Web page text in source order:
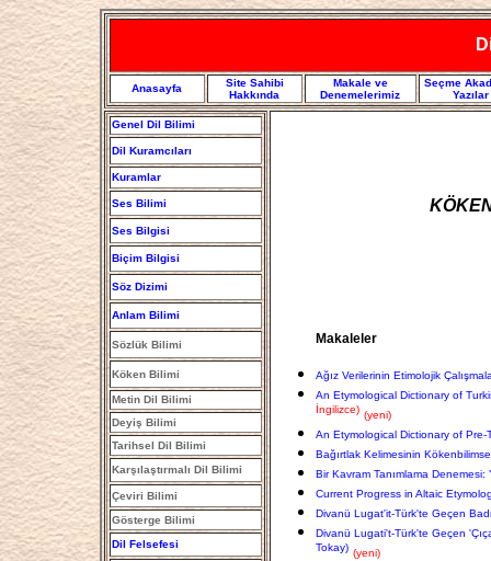
Anasayfa
Site Sahibi
Hakkında
Makale ve
Denemelerimiz
Seçme
Yazılar
Genel Dil Bilimi
Dil Kuramcıları
Kuramlar
Ses Bilimi
Ses Bilgisi
Biçim Bilgisi
Söz Dizimi
Anlam Bilimi
Sözlük Bilimi
Köken Bilimi
Metin Dil Bilimi
Deyiş Bilimi
Tarihsel Dil Bilimi
Karşılaştırmalı Dil Bilimi
Çeviri Bilimi
Gösterge Bilimi
Dil Felsefesi
Makaleler
Ağız Verilerinin Etimolojik
An Etymological Dictionary of
İngilizce) (yeni)
An Etymological Dictionary of Pre-
Bağırtlak Kelimesinin
Bir Kavram Tanımlama Denemesi:
Current Progress in Altaic
Divanü Lugat'it-Türk'te Geçen
Divanü Lugati't-Türk'te Geçen
Tokay) (yeni)